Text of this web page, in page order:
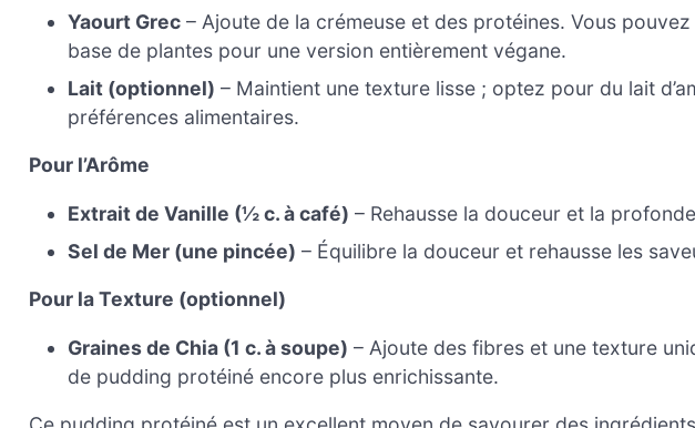
Yaourt Grec – Ajoute de la crémeuse et des protéines. Vous
base de plantes pour une version entièrement végane.
Lait (optionnel) – Maintient une texture lisse ; optez pour du lait
préférences alimentaires.
Pour l’Arôme
Extrait de Vanille (½ c. à café) – Rehausse la douceur et la
Sel de Mer (une pincée) – Équilibre la douceur et rehausse les
Pour la Texture (optionnel)
Graines de Chia (1 c. à soupe) – Ajoute des fibres et une texture
de pudding protéiné encore plus enrichissante.